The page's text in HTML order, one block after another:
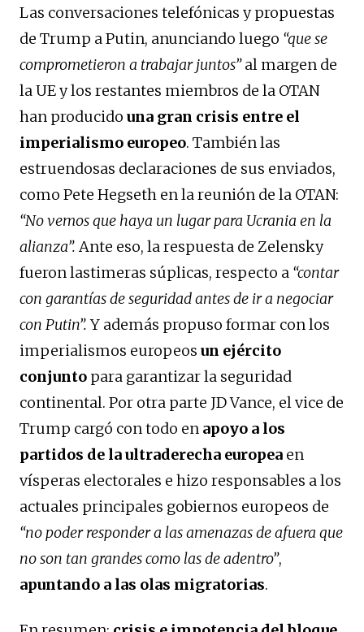
Las conversaciones telefónicas y propuestas
de Trump a Putin, anunciando luego “que se
comprometieron a trabajar juntos”al margen de
la UE y los restantes miembros de la OTAN
han producido una gran crisis entre el
imperialismo europeo. También las
estruendosas declaraciones de sus enviados,
como Pete Hegseth en la reunión de la OTAN:
“No vemos que haya un lugar para Ucrania en la
alianza”. Ante eso, la respuesta de Zelensky
fueron lastimeras súplicas, respecto a “contar
con garantías de seguridad antes de ir a negociar
con Putin”.Y además propuso formar con los
imperialismos europeos un ejército
conjunto para garantizar la seguridad
continental. Por otra parte JD Vance, el vice de
Trump cargó con todo en apoyo a los
partidos de la ultraderecha europea en
vísperas electorales e hizo responsables a los
actuales principales gobiernos europeos de
“no poder responder a las amenazas de afuera que
no son tan grandes como las de adentro”,
apuntando a las olas migratorias.